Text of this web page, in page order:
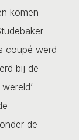
komen
coupé werd
bij de
de